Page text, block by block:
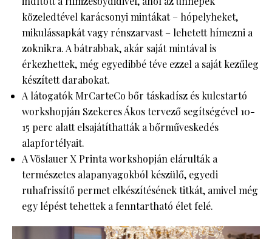
közeledtével karácsonyi mintákat – hópelyheket,
mikulássapkát vagy rénszarvast – lehetett hímezni a
zoknikra. A bátrabbak, akár saját mintával is
érkezhettek, még egyedibbé téve ezzel a saját kezűleg
készített darabokat.
A látogatók MrCarteCo bőr táskadísz és kulcstartó
workshopján Szekeres Ákos tervező segítségével 10-
15 perc alatt elsajátíthatták a bőrműveskedés
alapfortélyait.
A Vöslauer X Printa workshopján elárulták a
természetes alapanyagokból készülő, egyedi
ruhafrissítő permet elkészítésének titkát, amivel még
egy lépést tehettek a fenntartható élet felé.